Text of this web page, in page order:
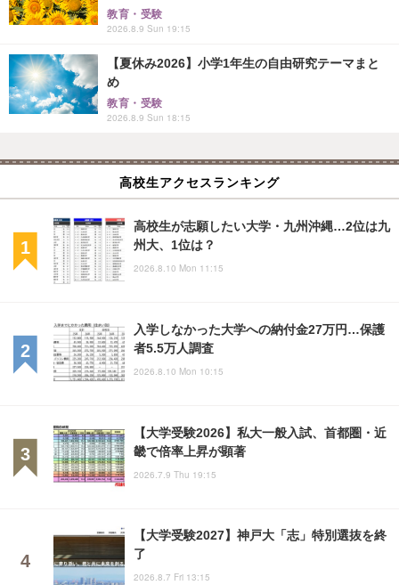
教育・受験
2026.8.9 Sun 19:15
【夏休み2026】小学1年生の自由研究テーマまと
め
教育・受験
2026.8.9 Sun 18:15
高校生アクセスランキング
高校生が志願したい大学・九州沖縄…2位は九
州大、1位は？
2026.8.10 Mon 11:15
入学しなかった大学への納付金27万円…保護
者5.5万人調査
2026.8.10 Mon 10:15
【大学受験2026】私大一般入試、首都圏・近
畿で倍率上昇が顕著
2026.7.9 Thu 19:15
【大学受験2027】神戸大「志」特別選抜を終
了
2026.8.7 Fri 13:15